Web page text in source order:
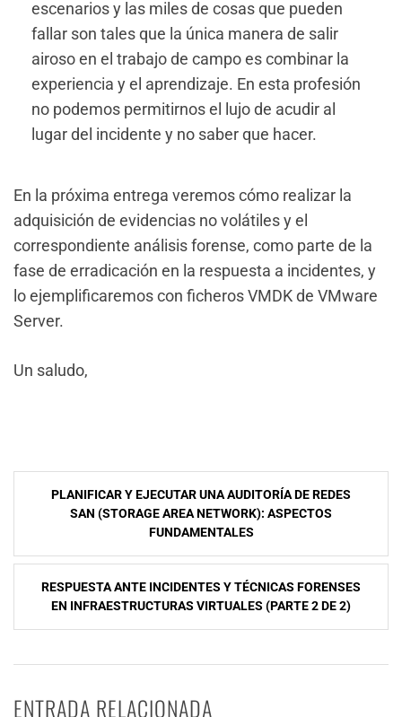
escenarios y las miles de cosas que pueden
fallar son tales que la única manera de salir
airoso en el trabajo de campo es combinar la
experiencia y el aprendizaje. En esta profesión
no podemos permitirnos el lujo de acudir al
lugar del incidente y no saber que hacer.
En la próxima entrega veremos cómo realizar la
adquisición de evidencias no volátiles y el
correspondiente análisis forense, como parte de la
fase de erradicación en la respuesta a incidentes, y
lo ejemplificaremos con ficheros VMDK de VMware
Server.
Un saludo,
NavegaciÃ³n
entradas
PLANIFICAR Y EJECUTAR UNA AUDITORÍA DE REDES
SAN (STORAGE AREA NETWORK): ASPECTOS
FUNDAMENTALES
RESPUESTA ANTE INCIDENTES Y TÉCNICAS FORENSES
EN INFRAESTRUCTURAS VIRTUALES (PARTE 2 DE 2)
ENTRADA RELACIONADA